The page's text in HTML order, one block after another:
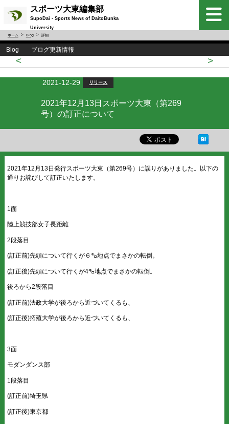
スポーツ大東編集部
SupoDai - Sports News of DaitoBunka
University
ホーム Blog 詳細
Blog ブログ更新情報
< >
2021-12-29 リリース
2021年12月13日スポーツ大東（第269
号）の訂正について
2021年12月13日発行スポーツ大東（第269号）に誤りがありました。以下の
通りお詫びして訂正いたします。
1面
陸上競技部女子長距離
2段落目
(訂正前)先頭について行くが６㌔地点でまさかの転倒。
(訂正後)先頭について行くが4㌔地点でまさかの転倒。
後ろから2段落目
(訂正前)法政大学が後ろから近づいてくるも、
(訂正後)拓殖大学が後ろから近づいてくるも、
3面
モダンダンス部
1段落目
(訂正前)埼玉県
(訂正後)東京都